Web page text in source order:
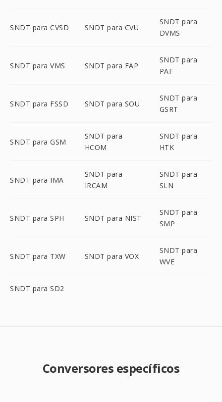
SNDT para CVSD SNDT para CVU
SNDT para
DVMS
SNDT para VMS SNDT para FAP
SNDT para
PAF
SNDT para FSSD SNDT para SOU
SNDT para
GSRT
SNDT para GSM
SNDT para
HCOM
SNDT para
HTK
SNDT para IMA
SNDT para
IRCAM
SNDT para
SLN
SNDT para SPH SNDT para NIST
SNDT para
SMP
SNDT para TXW SNDT para VOX
SNDT para
WVE
SNDT para SD2
Conversores específicos